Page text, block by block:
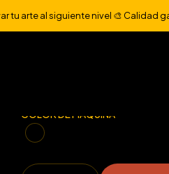
arte al siguiente nivel 🎨 Calidad
INALAMBRICA AVA UNI-A
COLOR DE MAQUINA